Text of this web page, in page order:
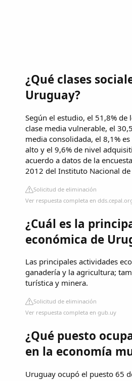
¿Qué clases
Uruguay?
Según el estudio, el 51,8% de
clase media vulnerable, el
media consolidada, el 8,1%
alto y el 9,6% de nivel
acuerdo a datos de la
2012 del Instituto Nacional de
Solicitud de eliminación
Ver respuesta completa en
¿Cuál es la
económica de
Las principales actividades
ganadería y la agricultura;
turística y minera.
Solicitud de eliminación
Ver respuesta completa en gub.uy
¿Qué puesto
en la economía
Uruguay ocupó el puesto 65